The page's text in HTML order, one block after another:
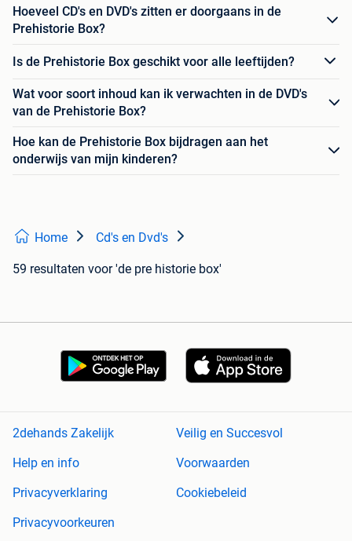
Hoeveel CD's en DVD's zitten er doorgaans in de
Prehistorie Box?
Is de Prehistorie Box geschikt voor alle leeftijden?
Wat voor soort inhoud kan ik verwachten in de DVD's
van de Prehistorie Box?
Hoe kan de Prehistorie Box bijdragen aan het
onderwijs van mijn kinderen?
Home Cd's en Dvd's
59 resultaten voor 'de pre historie box'
2dehands Zakelijk
Veilig en Succesvol
Help en info
Voorwaarden
Privacyverklaring
Cookiebeleid
Privacyvoorkeuren